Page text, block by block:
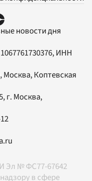
новости дня
ИНН
Москва, Коптевская
, г. Москва,
Эл № ФС77-67642
в сфере